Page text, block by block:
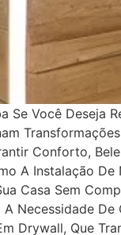
Você Deseja
Conforto,
A Instalação
Casa Sem
Necessidade
Drywall, Que